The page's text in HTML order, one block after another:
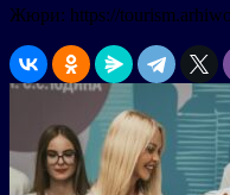
Жюри: https://